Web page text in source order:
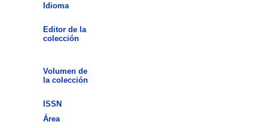
Idioma
Editor de la
colección
Volumen de
la colección
ISSN
Área